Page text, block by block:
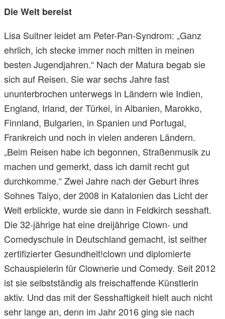
Die Welt bereist
Lisa Suitner leidet am Peter-Pan-Syndrom: „Ganz
ehrlich, ich stecke immer noch mitten in meinen
besten Jugendjahren.“ Nach der Matura begab sie
sich auf Reisen. Sie war sechs Jahre fast
ununterbrochen unterwegs in Ländern wie Indien,
England, Irland, der Türkei, in Albanien, Marokko,
Finnland, Bulgarien, in Spanien und Portugal,
Frankreich und noch in vielen anderen Ländern.
„Beim Reisen habe ich begonnen, Straßenmusik zu
machen und gemerkt, dass ich damit recht gut
durchkomme.“ Zwei Jahre nach der Geburt ihres
Sohnes Taiyo, der 2008 in Katalonien das Licht der
Welt erblickte, wurde sie dann in Feldkirch sesshaft.
Die 32-jährige hat eine dreijährige Clown- und
Comedyschule in Deutschland gemacht, ist seither
zertifizierter Gesundheit!clown und diplomierte
Schauspielerin für Clownerie und Comedy. Seit 2012
ist sie selbstständig als freischaffende Künstlerin
aktiv. Und das mit der Sesshaftigkeit hielt auch nicht
sehr lange an, denn im Jahr 2016 ging sie nach